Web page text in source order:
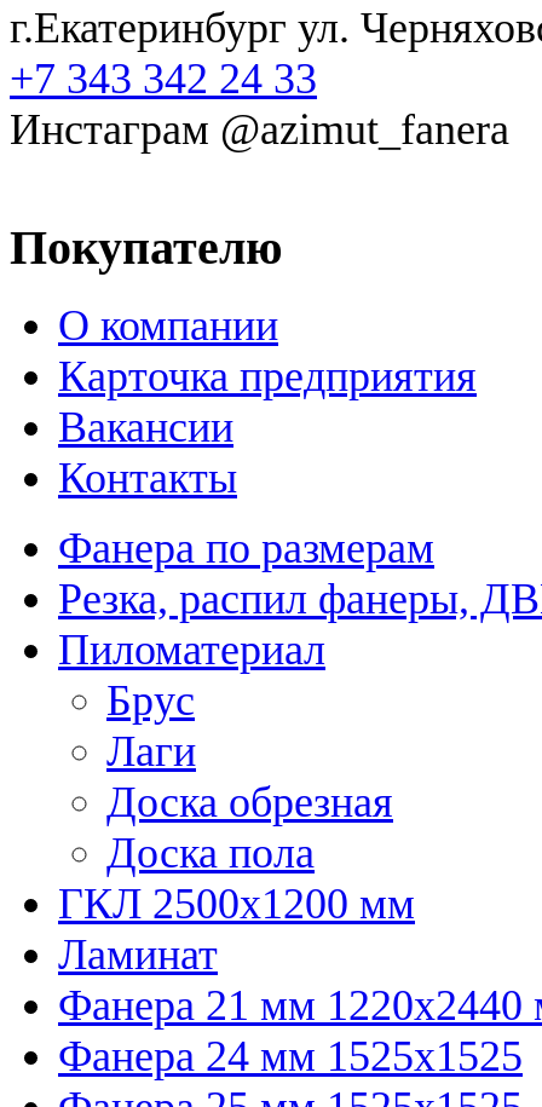
г.Екатеринбург ул.
+7 343 342 24 33
Инстаграм @azimut_fanera
Покупателю
О компании
Карточка предприятия
Вакансии
Контакты
Фанера по размерам
Резка, распил фанеры,
Пиломатериал
Брус
Лаги
Доска обрезная
Доска пола
ГКЛ 2500х1200 мм
Ламинат
Фанера 21 мм 1220х2440
Фанера 24 мм 1525х1525